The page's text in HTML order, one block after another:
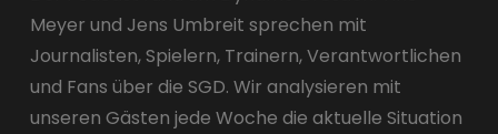
Meyer und Jens Umbreit sprechen mit
Journalisten, Spielern, Trainern, Verantwortlichen
und Fans über die SGD. Wir analysieren mit
unseren Gästen jede Woche die aktuelle Situation